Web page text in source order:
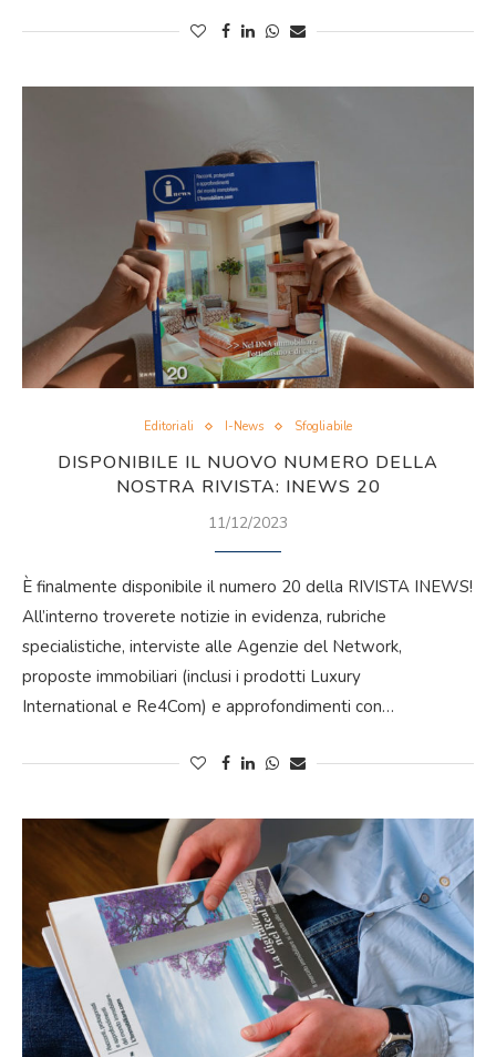
Editoriali I-News Sfogliabile
DISPONIBILE IL NUOVO NUMERO DELLA
NOSTRA RIVISTA: INEWS 20
11/12/2023
È finalmente disponibile il numero 20 della RIVISTA INEWS!
All’interno troverete notizie in evidenza, rubriche
specialistiche, interviste alle Agenzie del Network,
proposte immobiliari (inclusi i prodotti Luxury
International e Re4Com) e approfondimenti con…